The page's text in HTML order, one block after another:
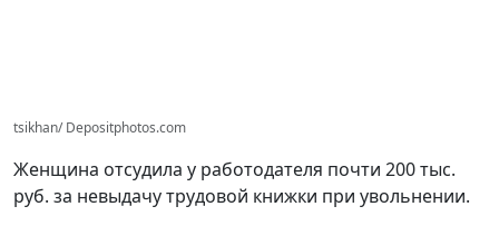
tsikhan/ Depositphotos.com
Женщина отсудила у работодателя почти 200 тыс.
руб. за невыдачу трудовой книжки при увольнении.